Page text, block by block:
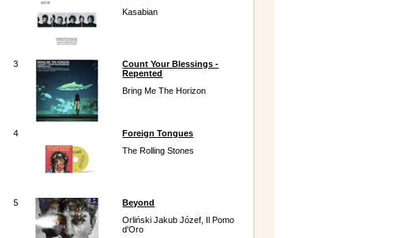
Kasabian
3
Count Your Blessings -
Repented
Bring Me The Horizon
4
Foreign Tongues
The Rolling Stones
5
Beyond
Orliński Jakub Józef, Il Pomo
d'Oro